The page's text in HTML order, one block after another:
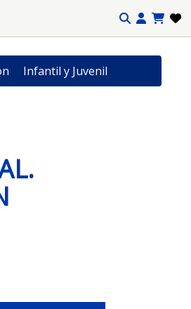
Infantil y Juvenil